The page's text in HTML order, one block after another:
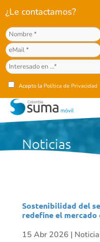
¿Le contactamos?
Acepto la Política de Privacidad
Noticias
Sostenibilidad del
redefine el mercado
15 Abr 2026 |